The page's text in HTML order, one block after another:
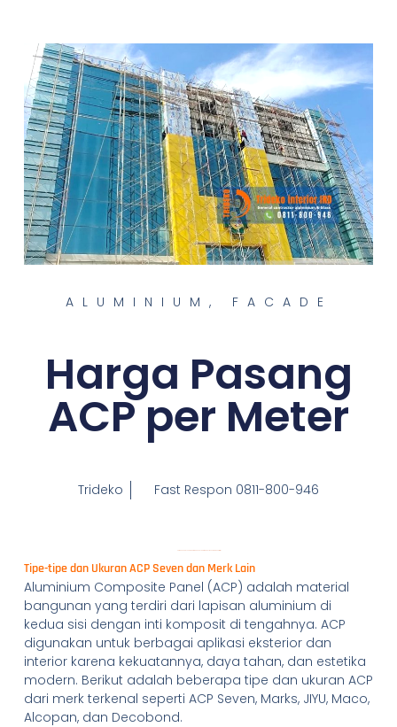
ALUMINIUM , FACADE
Harga Pasang
ACP per Meter
Trideko Fast Respon 0811-800-946
Tipe-tipe dan Ukuran ACP Seven dan Merk Lain
Aluminium Composite Panel (ACP) adalah material
bangunan yang terdiri dari lapisan aluminium di
kedua sisi dengan inti komposit di tengahnya. ACP
digunakan untuk berbagai aplikasi eksterior dan
interior karena kekuatannya, daya tahan, dan estetika
modern. Berikut adalah beberapa tipe dan ukuran ACP
dari merk terkenal seperti ACP Seven, Marks, JIYU, Maco,
Alcopan, dan Decobond.